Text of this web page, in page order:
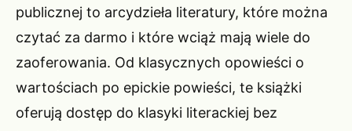
publicznej to arcydzieła literatury, które można
czytać za darmo i które wciąż mają wiele do
zaoferowania. Od klasycznych opowieści o
wartościach po epickie powieści, te książki
oferują dostęp do klasyki literackiej bez